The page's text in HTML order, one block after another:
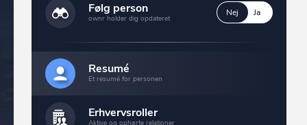
Følg person
ownr holder dig opdateret
Nej Ja
Resumé
Et resumé for personen
Erhvervsroller
Aktive og ophørte relationer